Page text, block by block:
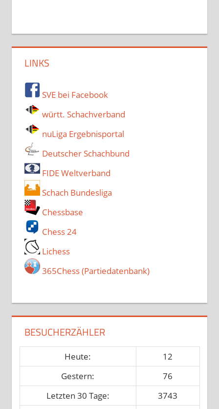
LINKS
SVE bei Facebook
württ. Schachverband
nuLiga Ergebnisportal
Deutscher Schachbund
FIDE Weltverband
Schach Bundesliga
Chessbase
Chess 24
Lichess
365Chess (Partiedatenbank)
BESUCHERZÄHLER
Heute:
12
Gestern:
76
Letzten 30 Tage:
3743